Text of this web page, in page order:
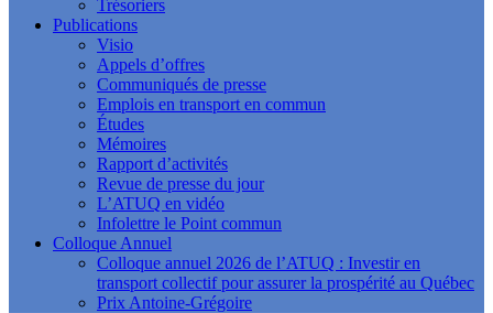
Trésoriers
Publications
Visio
Appels d’offres
Communiqués de presse
Emplois en transport en commun
Études
Mémoires
Rapport d’activités
Revue de presse du jour
L’ATUQ en vidéo
Infolettre le Point commun
Colloque Annuel
Colloque annuel 2026 de l’ATUQ : Investir en
transport collectif pour assurer la prospérité au Québec
Prix Antoine-Grégoire